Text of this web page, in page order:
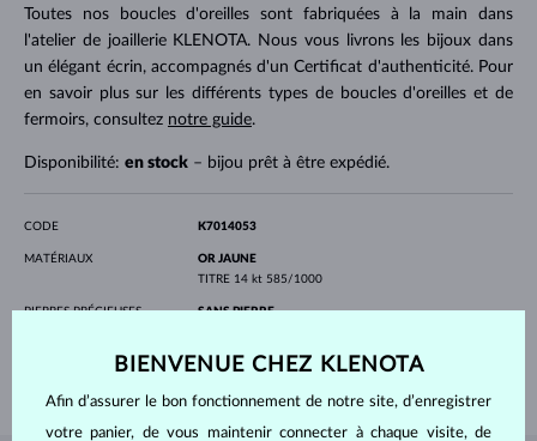
Toutes nos boucles d'oreilles sont fabriquées à la main dans
l'atelier de joaillerie KLENOTA. Nous vous livrons les bijoux dans
un élégant écrin, accompagnés d'un Certificat d'authenticité. Pour
en savoir plus sur les différents types de boucles d'oreilles et de
fermoirs, consultez notre guide.
Disponibilité: en stock– bijou prêt à être expédié.
CODE K7014053
MATÉRIAUX
OR JAUNE
TITRE 14 kt 585/1000
PIERRES PRÉCIEUSES SANS PIERRE
2.00 g
BIENVENUE CHEZ KLENOTA
Afin d’assurer le bon fonctionnement de notre site, d’enregistrer
votre panier, de vous maintenir connecter à chaque visite, de